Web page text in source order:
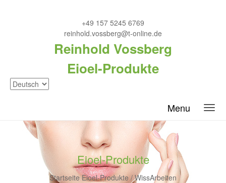
+49 157 5245 6769
reinhold.vossberg@t-online.de
Reinhold Vossberg
Eioel-Produkte
Menu
Eioel-Produkte
StartseiteEioel-Produkte / WissArbeiten